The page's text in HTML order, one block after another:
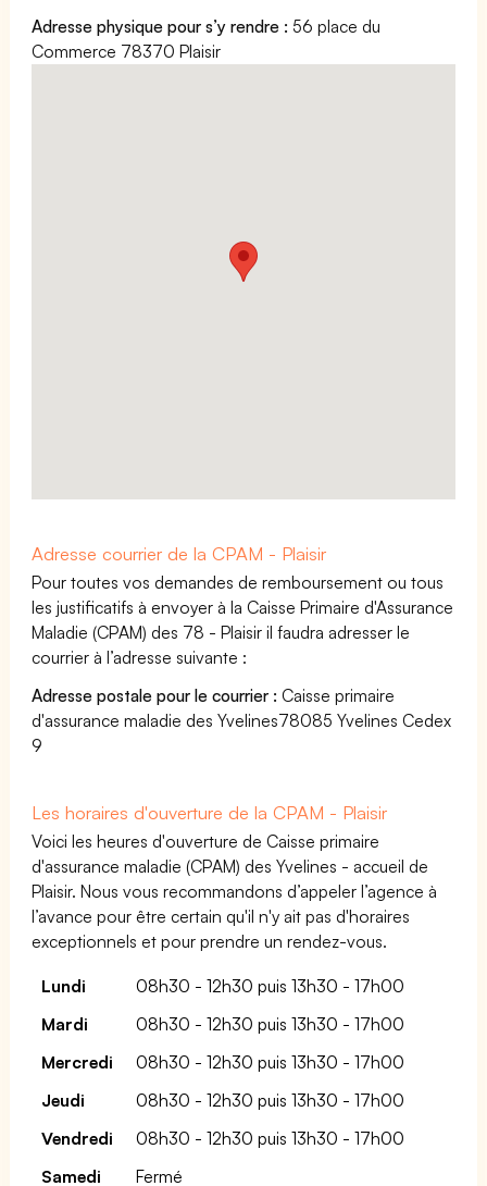
Adresse physique pour s’y rendre : 56 place du
Commerce 78370 Plaisir
Adresse courrier de la CPAM - Plaisir
Pour toutes vos demandes de remboursement ou tous
les justificatifs à envoyer à la Caisse Primaire d'Assurance
Maladie (CPAM) des 78 - Plaisir il faudra adresser le
courrier à l’adresse suivante :
Adresse postale pour le courrier : Caisse primaire
d'assurance maladie des Yvelines78085 Yvelines Cedex
9
Les horaires d'ouverture de la CPAM - Plaisir
Voici les heures d'ouverture de Caisse primaire
d'assurance maladie (CPAM) des Yvelines - accueil de
Plaisir. Nous vous recommandons d’appeler l’agence à
l’avance pour être certain qu'il n'y ait pas d'horaires
exceptionnels et pour prendre un rendez-vous.
Lundi
08h30 - 12h30 puis 13h30 - 17h00
Mardi
08h30 - 12h30 puis 13h30 - 17h00
Mercredi
08h30 - 12h30 puis 13h30 - 17h00
Jeudi
08h30 - 12h30 puis 13h30 - 17h00
Vendredi
08h30 - 12h30 puis 13h30 - 17h00
Samedi
Fermé